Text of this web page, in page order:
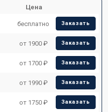
Цена
бесплатно Заказать
от 1900 ₽ Заказать
от 1700 ₽ Заказать
от 1990 ₽ Заказать
от 1750 ₽ Заказать